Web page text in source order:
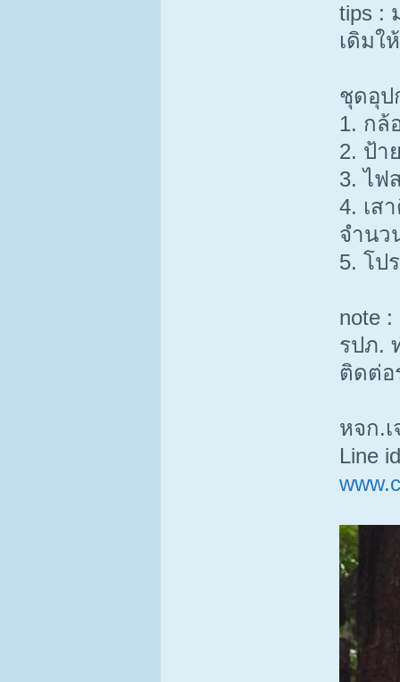
tips :
เดิมใ
ชุดอุป
1. กล้
2. ป้า
3. ไฟ
4. เส
จำนว
5. โป
note
รปภ.
ติดต่อ
หจก.เ
Line